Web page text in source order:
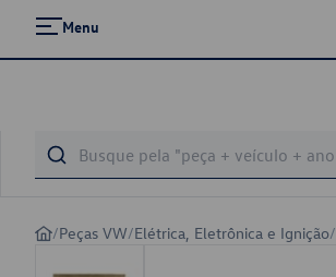
Menu
/Peças VW/Elétrica, Eletrônica e Ignição/